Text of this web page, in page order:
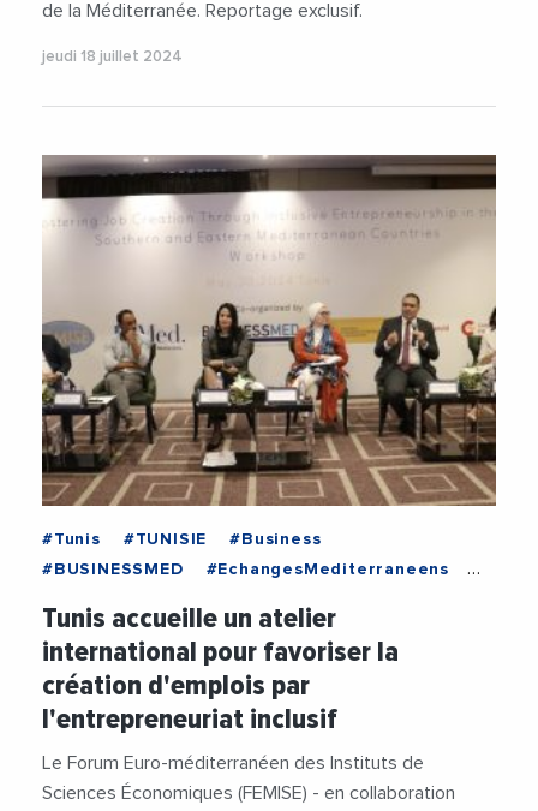
de la Méditerranée. Reportage exclusif.
jeudi 18 juillet 2024
#Tunis #TUNISIE
#Business
#BUSINESSMED
#EchangesMediterraneens
#Institutions
Tunis accueille un atelier
international pour favoriser la
création d'emplois par
l'entrepreneuriat inclusif
Le Forum Euro-méditerranéen des Instituts de
Sciences Économiques (FEMISE) - en collaboration